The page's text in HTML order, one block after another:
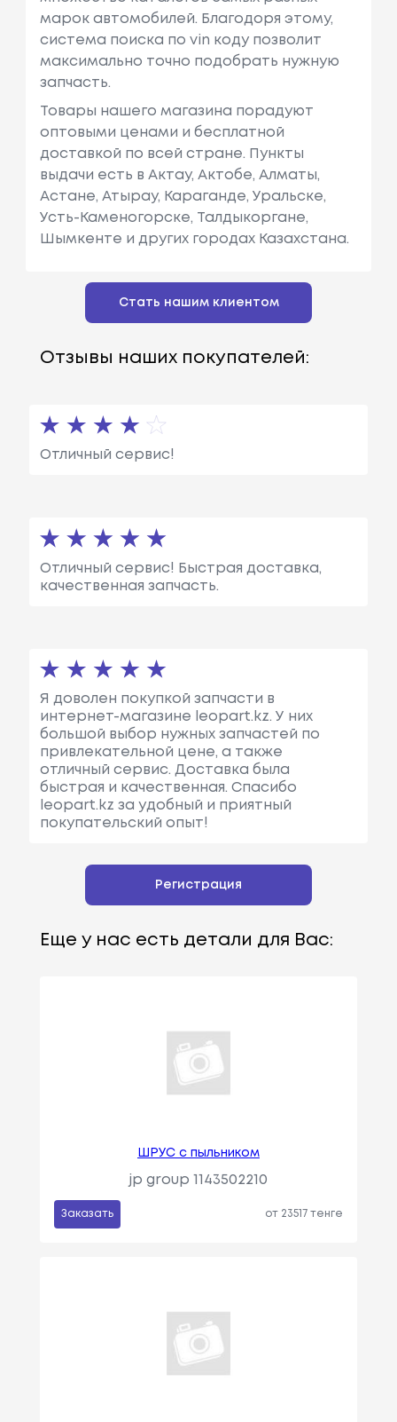
марок автомобилей. Благодоря этому,
система поиска по vin коду позволит
максимально точно подобрать нужную
запчасть.
Товары нашего магазина порадуют
оптовыми ценами и бесплатной
доставкой по всей стране. Пункты
выдачи есть в Актау, Актобе, Алматы,
Астане, Атырау, Караганде, Уральске,
Усть-Каменогорске, Талдыкоргане,
Шымкенте и других городах Казахстана.
Стать нашим клиентом
Отзывы наших покупателей:
Отличный сервис!
Отличный сервис! Быстрая доставка,
качественная запчасть.
Я доволен покупкой запчасти в
интернет-магазине leopart.kz. У них
большой выбор нужных запчастей по
привлекательной цене, а также
отличный сервис. Доставка была
быстрая и качественная. Спасибо
leopart.kz за удобный и приятный
покупательский опыт!
Регистрация
Еще у нас есть детали для Вас:
ШРУС с пыльником
jp group 1143502210
Заказать от 23517 тенге